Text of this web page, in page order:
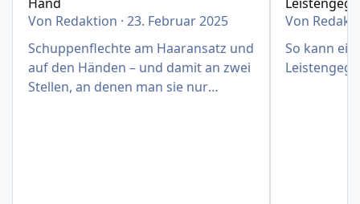
Von Redaktion ·23. Februar 2025
Schuppenflechte am Haaransatz und
auf den Händen – und damit an zwei
Stellen, an denen man sie nur
Von
So kann